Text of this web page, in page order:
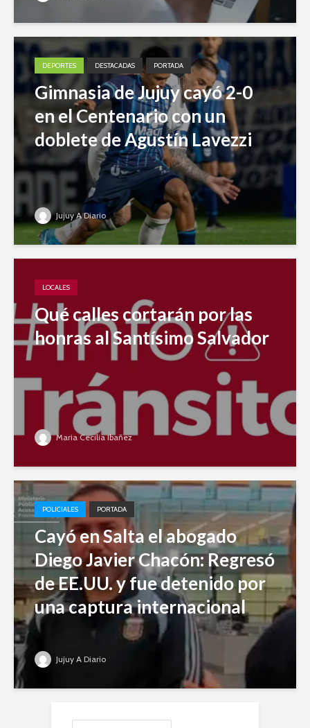
DEPORTES DESTACADAS PORTADA
Gimnasia de Jujuy cayó 2-0
en el Centenario con un
doblete de Agustín Lavezzi
Jujuy A Diario
LOCALES
Qué calles cortarán por las
honras al Santísimo Salvador
Maria Cecilia Ibañez
POLICIALES PORTADA
Cayó en Salta el abogado
Diego Javier Chacón: Regresó
de EE.UU. y fue detenido por
una captura internacional
Jujuy A Diario